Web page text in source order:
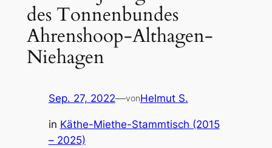
des Tonnenbundes
Ahrenshoop-Althagen-
Niehagen
Sep. 27, 2022—vonHelmut S.
in Käthe-Miethe-Stammtisch (2015
– 2025)